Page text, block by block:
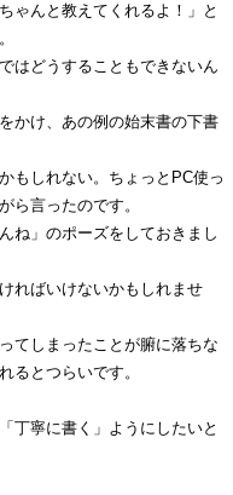
ゃんと教えてくれるよ！」と
はどうすることもできないん
かけ、あの例の始末書の下書
もしれない。ちょっとPC使っ
ら言ったのです。
ね」のポーズをしておきまし
ればいけないかもしれませ
てしまったことが腑に落ちな
るとつらいです。
丁寧に書く」ようにしたいと